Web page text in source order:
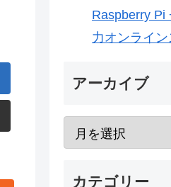
Raspberry Pi
力オンライ
アーカイブ
カテゴリー